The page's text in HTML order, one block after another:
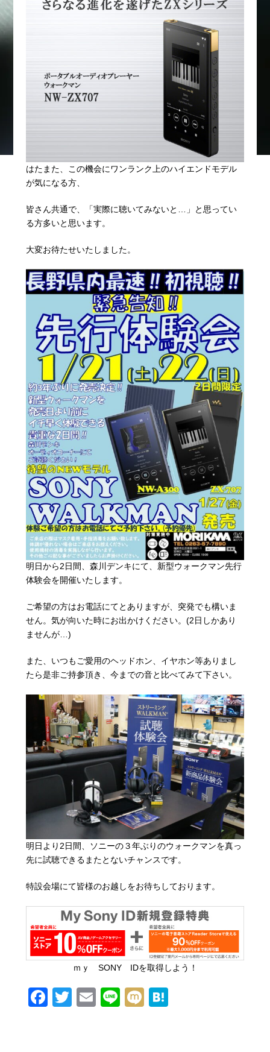
はたまた、この機会にワンランク上のハイエンドモデル
が気になる方、
皆さん共通で、「実際に聴いてみないと…」と思ってい
る方多いと思います。
大変お待たせいたしました。
明日から2日間、森川デンキにて、新型ウォークマン先行
体験会を開催いたします。
ご希望の方はお電話にてとありますが、突発でも構いま
せん。気が向いた時にお出かけください。(2日しかあり
ませんが…)
また、いつもご愛用のヘッドホン、イヤホン等ありまし
たら是非ご持参頂き、今までの音と比べてみて下さい。
明日より2日間、ソニーの３年ぶりのウォークマンを真っ
先に試聴できるまたとないチャンスです。
特設会場にて皆様のお越しをお待ちしております。
ｍｙ SONY IDを取得しよう！
F
T
E
Li
M